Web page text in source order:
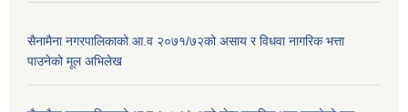
सैनामैना नगरपालिकाको आ.व २०७१/७२को असाय र विधवा नागरिक भत्ता
पाउनेको मूल अभिलेख